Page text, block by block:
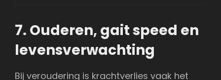
7. Ouderen, gait speed en
levensverwachting
Bij veroudering is krachtverlies vaak het